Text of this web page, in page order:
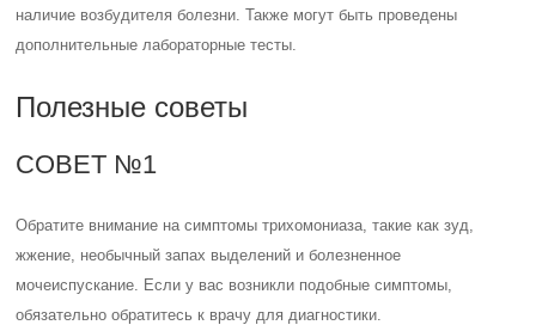
наличие возбудителя болезни. Также могут быть проведены
дополнительные лабораторные тесты.
Полезные советы
СОВЕТ №1
Обратите внимание на симптомы трихомониаза, такие как зуд,
жжение, необычный запах выделений и болезненное
мочеиспускание. Если у вас возникли подобные симптомы,
обязательно обратитесь к врачу для диагностики.